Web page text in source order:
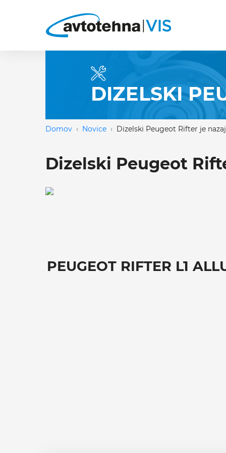
DIZELSKI
Domov Novice Dizelski Peugeot Rifter je
Dizelski Peugeot
PEUGEOT RIFTER L1